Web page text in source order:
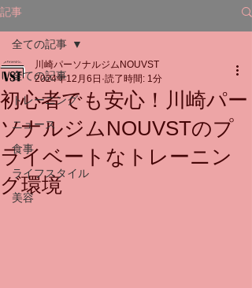
トレーニングの流れ 施設
スタッフ よくある質問 料金
お問い合わせ
記事
全ての記事
トレーニング
ニュース
食事
ライフスタイル
美容
全ての記事
初心者でも安心！川崎パー
ソナルジムNOUVSTのプ
ライベートなトレーニン
グ環境
川崎パーソナルジムNOUVST
2024年12月6日 読了時間: 1分